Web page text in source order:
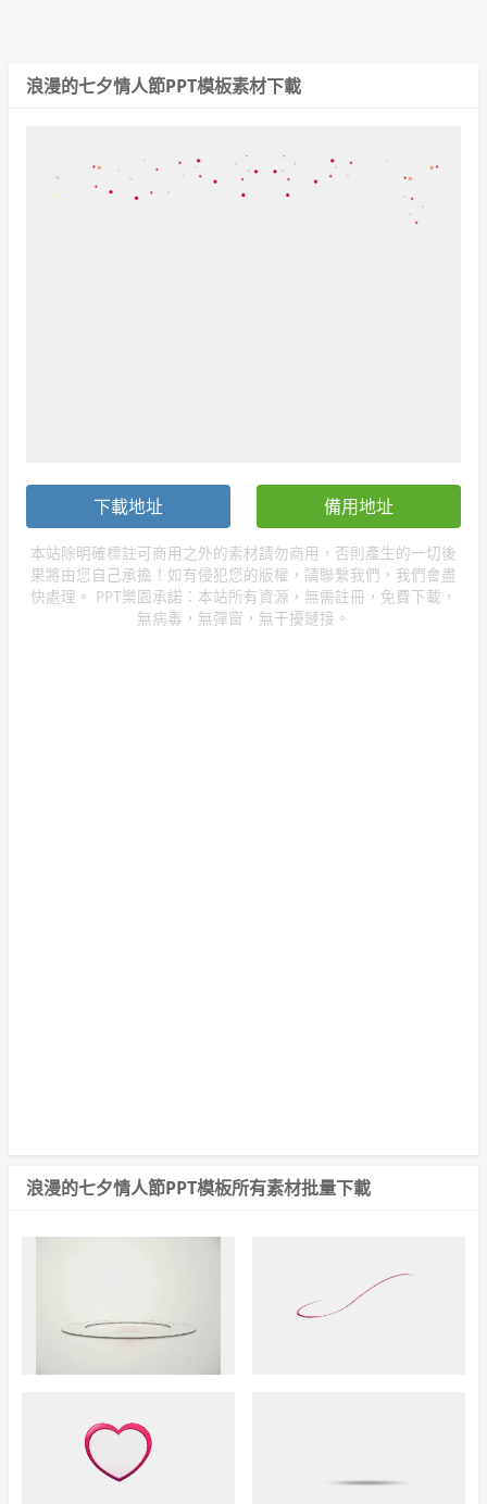
浪漫的七夕情人節PPT模板素材下載
下載地址 備用地址
本站除明確標註可商用之外的素材請勿商用，否則產生的一切後
果將由您自己承擔！如有侵犯您的版權，請聯繫我們，我們會盡
快處理。 PPT樂園承諾：本站所有資源，無需註冊，免費下載，
無病毒，無彈窗，無干擾鏈接。
浪漫的七夕情人節PPT模板所有素材批量下載